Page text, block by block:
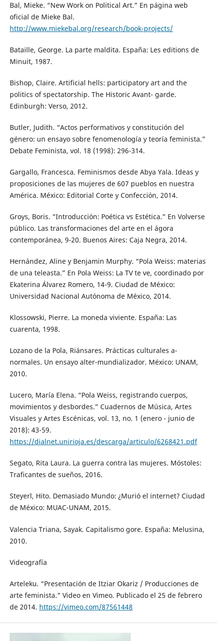
Bal, Mieke. “New Work on Political Art.” En página web
oficial de Mieke Bal.
http://www.miekebal.org/research/book-projects/
Bataille, George. La parte maldita. España: Les editions de
Minuit, 1987.
Bishop, Claire. Artificial hells: participatory art and the
politics of spectatorship. The Historic Avant- garde.
Edinburgh: Verso, 2012.
Butler, Judith. “Actos performativos y constitución del
género: un ensayo sobre fenomenología y teoría feminista.”
Debate Feminista, vol. 18 (1998): 296-314.
Gargallo, Francesca. Feminismos desde Abya Yala. Ideas y
proposiciones de las mujeres de 607 pueblos en nuestra
América. México: Editorial Corte y Confección, 2014.
Groys, Boris. “Introducción: Poética vs Estética.” En Volverse
público. Las transformaciones del arte en el ágora
contemporánea, 9-20. Buenos Aires: Caja Negra, 2014.
Hernández, Aline y Benjamin Murphy. “Pola Weiss: materias
de una teleasta.” En Pola Weiss: La TV te ve, coordinado por
Ekaterina Álvarez Romero, 14-9. Ciudad de México:
Universidad Nacional Autónoma de México, 2014.
Klossowski, Pierre. La moneda viviente. España: Las
cuarenta, 1998.
Lozano de la Pola, Riánsares. Prácticas culturales a-
normales. Un ensayo alter-mundializador. México: UNAM,
2010.
Lucero, María Elena. “Pola Weiss, registrando cuerpos,
movimientos y desbordes.” Cuadernos de Música, Artes
Visuales y Artes Escénicas, vol. 13, no. 1 (enero - junio de
2018): 43-59.
https://dialnet.unirioja.es/descarga/articulo/6268421.pdf
Segato, Rita Laura. La guerra contra las mujeres. Móstoles:
Traficantes de sueños, 2016.
Steyerl, Hito. Demasiado Mundo: ¿Murió el internet? Ciudad
de México: MUAC-UNAM, 2015.
Valencia Triana, Sayak. Capitalismo gore. España: Melusina,
2010.
Videografía
Arteleku. “Presentación de Itziar Okariz / Producciones de
arte feminista.” Video en Vimeo. Publicado el 25 de febrero
de 2014. https://vimeo.com/87561448